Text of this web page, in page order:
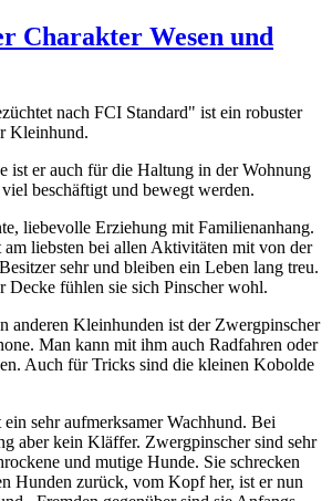
Charakter Wesen und
nach FCI Standard" ist ein robuster
Kleinhund.
ist er auch für die Haltung in der Wohnung
beschäftigt und bewegt werden.
liebevolle Erziehung mit Familienanhang.
liebsten bei allen Aktivitäten mit von der
sehr und bleiben ein Leben lang treu.
Decke fühlen sie sich Pinscher wohl.
anderen Kleinhunden ist der Zwergpinscher
Man kann mit ihm auch Radfahren oder
Auch für Tricks sind die kleinen Kobolde
sehr aufmerksamer Wachhund. Bei
aber kein Kläffer. Zwergpinscher sind sehr
und mutige Hunde. Sie schrecken
Hunden zurück, vom Kopf her, ist er nun